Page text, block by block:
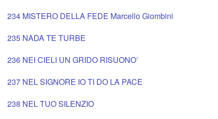
234 MISTERO DELLA FEDE Marcello Giombini
235 NADA TE TURBE
236 NEI CIELI UN GRIDO RISUONO’
237 NEL SIGNORE IO TI DO LA PACE
238 NEL TUO SILENZIO